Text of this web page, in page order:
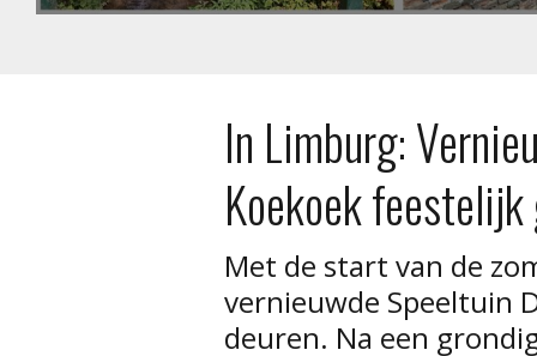
In Limburg:
Koekoek
Met de start van de
vernieuwde Speeltuin
deuren. Na een